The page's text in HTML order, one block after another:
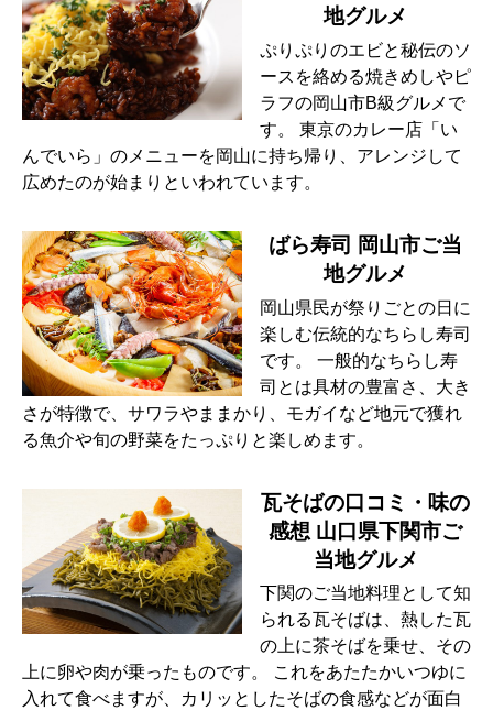
地グルメ
ぷりぷりのエビと秘伝のソ
ースを絡める焼きめしやピ
ラフの岡山市B級グルメで
す。 東京のカレー店「い
んでいら」のメニューを岡山に持ち帰り、アレンジして
広めたのが始まりといわれています。
ばら寿司 岡山市ご当
地グルメ
岡山県民が祭りごとの日に
楽しむ伝統的なちらし寿司
です。 一般的なちらし寿
司とは具材の豊富さ、大き
さが特徴で、サワラやままかり、モガイなど地元で獲れ
る魚介や旬の野菜をたっぷりと楽しめます。
瓦そばの口コミ・味の
感想 山口県下関市ご
当地グルメ
下関のご当地料理として知
られる瓦そばは、熱した瓦
の上に茶そばを乗せ、その
上に卵や肉が乗ったものです。 これをあたたかいつゆに
入れて食べますが、カリッとしたそばの食感などが面白